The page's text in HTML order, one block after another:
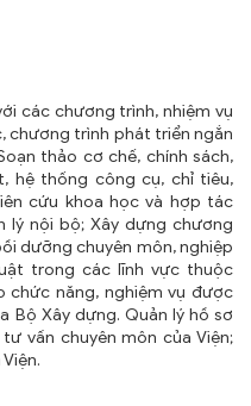
các chương trình, nhiệm vụ
chương trình phát triển ngắn
thảo cơ chế, chính sách,
hệ thống công cụ, chỉ tiêu,
cứu khoa học và hợp tác
lý nội bộ; Xây dựng chương
dưỡng chuyên môn, nghiệp
trong các lĩnh vực thuộc
chức năng, nghiệm vụ được
Bộ Xây dựng. Quản lý hồ sơ
vấn chuyên môn của Viện;